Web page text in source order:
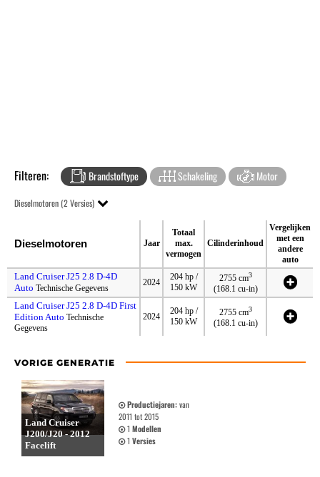
Filteren: Brandstoftype Schakeling Motor
Dieselmotoren (2 Versies)
Dieselmotoren Jaar
Totaal
max.
vermogen
Cilinderinhoud
Vergelijken
met een
andere
auto
Land Cruiser J25 2.8 D-4D
Auto Technische Gegevens
2024
204 hp /
150 kW
2755 cm3
(168.1 cu-in)
Land Cruiser J25 2.8 D-4D First
Edition Auto Technische
Gegevens
2024
204 hp /
150 kW
2755 cm3
(168.1 cu-in)
VORIGE GENERATIE
Land Cruiser
J200/J20 - 2012
Facelift
Productiejaren:van
2011 tot 2015
1 Modellen
1 Versies